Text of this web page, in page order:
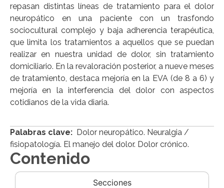
repasan distintas líneas de tratamiento para el dolor
neuropático en una paciente con un trasfondo
sociocultural complejo y baja adherencia terapéutica,
que limita los tratamientos a aquellos que se puedan
realizar en nuestra unidad de dolor, sin tratamiento
domiciliario. En la revaloración posterior, a nueve meses
de tratamiento, destaca mejoría en la EVA (de 8 a 6) y
mejoría en la interferencia del dolor con aspectos
cotidianos de la vida diaria.
Palabras clave: Dolor neuropático. Neuralgia /
fisiopatología. El manejo del dolor. Dolor crónico.
Contenido
Secciones